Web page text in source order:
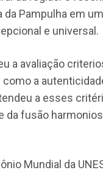
da Pampulha em
e universal.
a avaliação
como a
a esses
da fusão
Mundial da